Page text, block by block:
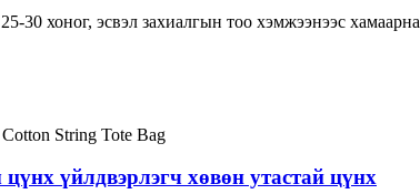
30 хоног, эсвэл захиалгын тоо хэмжээнээс хамаарна
үйлдвэрлэгч хөвөн утастай цүнх